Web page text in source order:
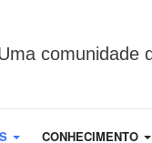
comunidade
CONHECIMENTO